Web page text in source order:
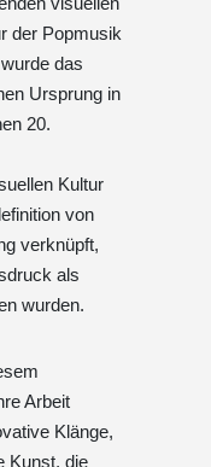
der Popmusik
das
Ursprung in
20.
Kultur
von
verknüpft,
als
wurden.
Arbeit
Klänge,
Kunst, die